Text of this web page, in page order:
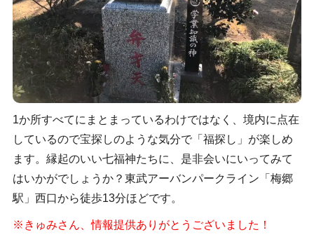
1か所すべてにまとまっているわけではなく、境内に点在
しているので宝探しのような気分で「福探し」が楽しめ
ます。縁起のいい七福神たちに、是非会いにいってみて
はいかがでしょうか？東武アーバンパークライン「梅郷
駅」西口から徒歩13分ほどです。
※きゅみさん、情報提供ありがとうございました！